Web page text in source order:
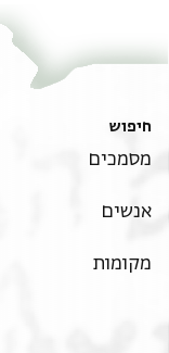
חיפוש
מסמכים
אנשים
מקומות